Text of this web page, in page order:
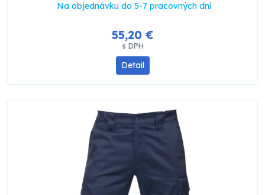
Na objednávku do 5-7 pracovných dní
55,20 €
s DPH
Detail